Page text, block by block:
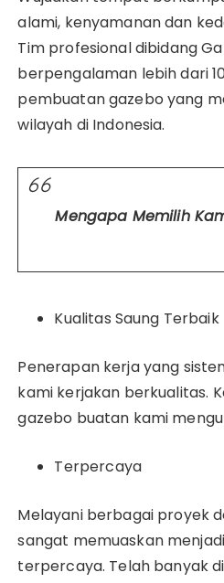
alami, kenyamanan dan
Tim profesional dibidang
berpengalaman lebih dari
pembuatan gazebo yang
wilayah di Indonesia.
Mengapa Memilih
Kualitas Saung Terbaik
Penerapan kerja yang
kami kerjakan berkualitas.
gazebo buatan kami
Terpercaya
Melayani berbagai proyek
sangat memuaskan
terpercaya. Telah banyak